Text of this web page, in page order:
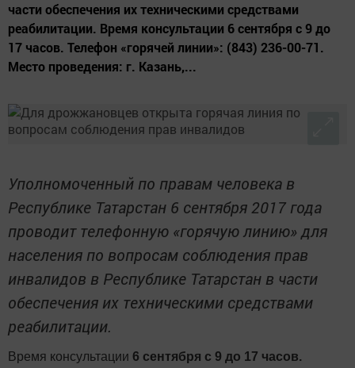
части обеспечения их техническими средствами
реабилитации. Время консультации 6 сентября с 9 до
17 часов. Телефон «горячей линии»: (843) 236-00-71.
Место проведения: г. Казань,...
Уполномоченный по правам человека в
Республике Татарстан 6 сентября 2017 года
проводит телефонную «горячую линию» для
населения по вопросам соблюдения прав
инвалидов в Республике Татарстан в части
обеспечения их техническими средствами
реабилитации.
Время консультации 6 сентября с 9 до 17 часов.